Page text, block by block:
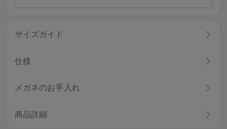
サイズガイド
仕様
メガネのお手入れ
商品詳細